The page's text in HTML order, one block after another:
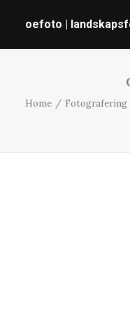
oefoto |
GALLERI
Home Fotografering